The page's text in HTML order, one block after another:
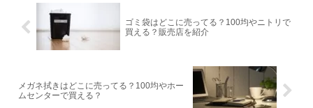
ゴミ袋はどこに売ってる？100均やニトリで
買える？販売店を紹介
メガネ拭きはどこに売ってる？100均やホー
ムセンターで買える？